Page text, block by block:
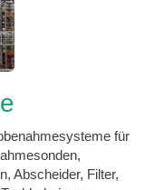
für
Abscheider, Filter,